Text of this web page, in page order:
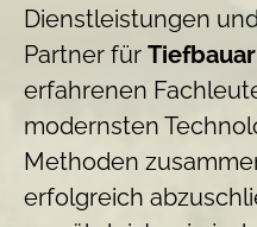
Dienstleistungen
Partner für
erfahrenen
modernsten
Methoden
erfolgreich